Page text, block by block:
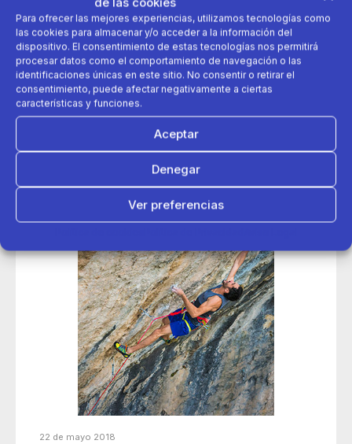
Para ofrecer las mejores experiencias, utilizamos tecnologías como
las cookies para almacenar y/o acceder a la información del
dispositivo. El consentimiento de estas tecnologías nos permitirá
procesar datos como el comportamiento de navegación o las
identificaciones únicas en este sitio. No consentir o retirar el
consentimiento, puede afectar negativamente a ciertas
características y funciones.
Aceptar
Denegar
Ver preferencias
evento escalada novedades
Simond verticalidad
22 de mayo 2018